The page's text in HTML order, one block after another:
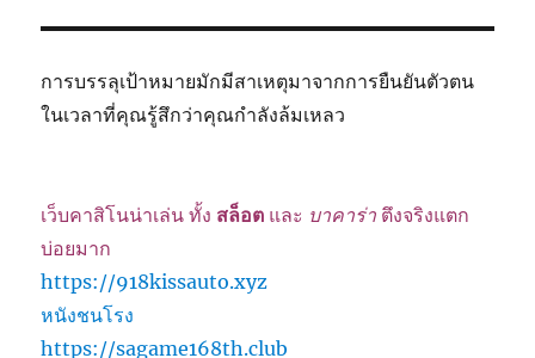
การบรรลุเป้าหมายมักมีสาเหตุมาจากการยืนยันตัวตน
ในเวลาที่คุณรู้สึกว่าคุณกำลังล้มเหลว
เว็บคาสิโนน่าเล่น ทั้ง สล็อต และ บาคาร่า ตึงจริงแตก
บ่อยมาก
https://918kissauto.xyz
หนังชนโรง
https://sagame168th.club